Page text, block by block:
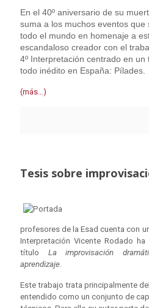
En el 40º aniversario de su
suma a los muchos eventos que
todo el mundo en homenaje a
escandaloso creador con el
4º Interpretación centrado en
todo inédito en España: Pílades.
(más…)
Tesis sobre
profesores de la Esad cuenta con
Interpretación Vicente Rodado
título La improvisación
aprendizaje.
Este trabajo trata principalmente
entendido como un conjunto de